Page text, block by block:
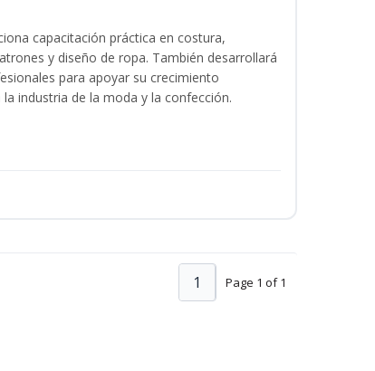
capacitación práctica en costura,
y diseño de ropa. También desarrollará
para apoyar su crecimiento
industria de la moda y la confección.
Page 1 of 1
1